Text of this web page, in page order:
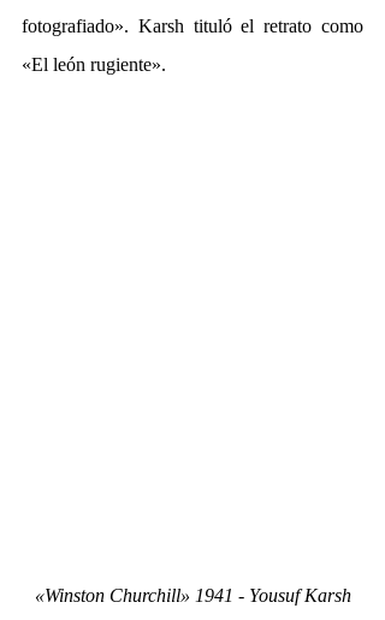
fotografiado». Karsh tituló el retrato como
«El león rugiente».
«Winston Churchill» 1941 - Yousuf Karsh